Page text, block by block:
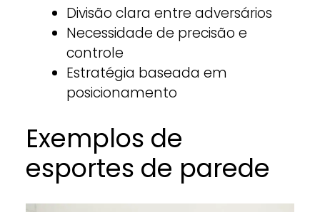
Divisão clara entre adversários
Necessidade de precisão e
controle
Estratégia baseada em
posicionamento
Exemplos de
esportes de parede